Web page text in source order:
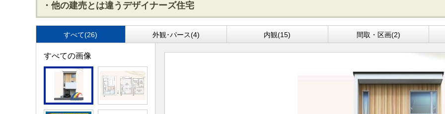
・他の建売とは違うデザイナーズ住宅
すべて(26) 外観･パース(4) 内観(15) 間取・区画(2)
すべての画像